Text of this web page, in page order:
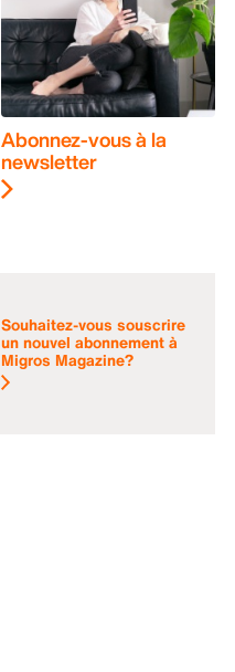
Abonnez-vous à la
newsletter
Souhaitez-vous souscrire
un nouvel abonnement à
Migros Magazine?